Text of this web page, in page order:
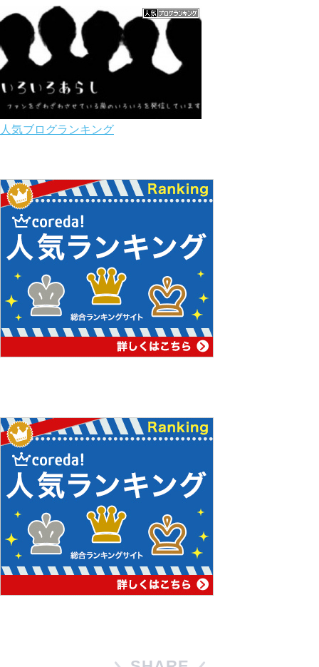
人気ブログランキング